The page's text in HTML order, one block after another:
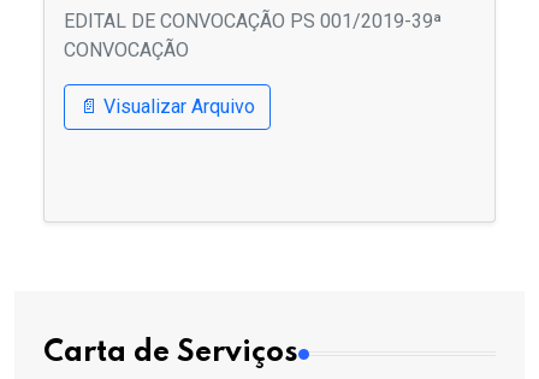
EDITAL DE CONVOCAÇÃO PS 001/2019-39ª
CONVOCAÇÃO
📄 Visualizar Arquivo
Carta de Serviços